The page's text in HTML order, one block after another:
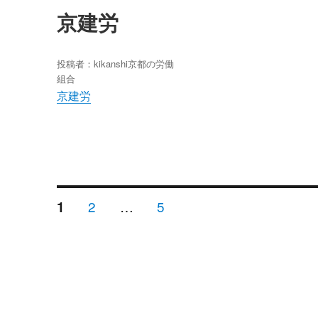
京建労
投稿者：kikanshi京都の労働
組合
京建労
投
ペ
1 ペ
2 … ペ
5